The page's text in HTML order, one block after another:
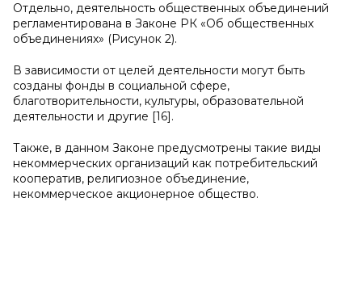
Отдельно, деятельность общественных объединений
регламентирована в Законе РК «Об общественных
объединениях» (Рисунок 2).
В зависимости от целей деятельности могут быть
созданы фонды в социальной сфере,
благотворительности, культуры, образовательной
деятельности и другие [16].
Также, в данном Законе предусмотрены такие виды
некоммерческих организаций как потребительский
кооператив, религиозное объединение,
некоммерческое акционерное общество.